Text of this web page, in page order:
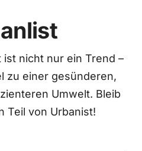
ist nicht nur ein Trend –
zu einer gesünderen,
Umwelt. Bleib
Teil von Urbanist!